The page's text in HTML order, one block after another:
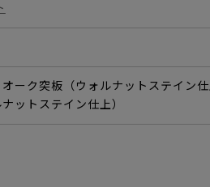
ーク突板（ウォルナットステイン仕
ットステイン仕上）